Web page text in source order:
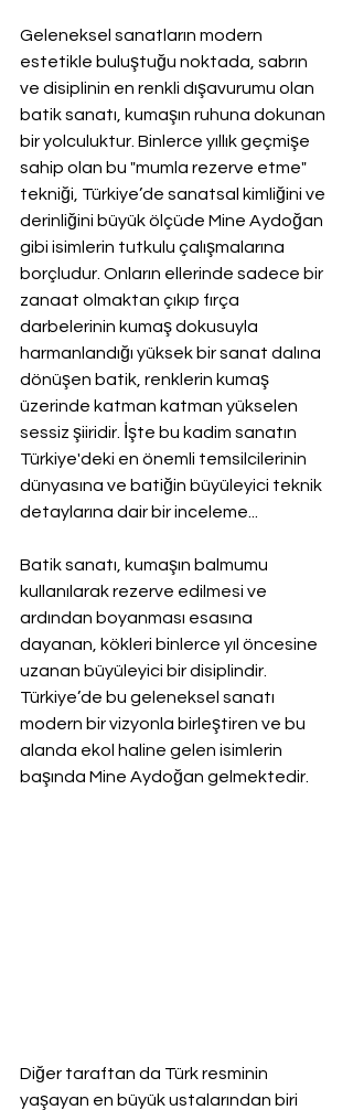
Geleneksel sanatların modern
estetikle buluştuğu noktada, sabrın
ve disiplinin en renkli dışavurumu olan
batik sanatı, kumaşın ruhuna dokunan
bir yolculuktur. Binlerce yıllık geçmişe
sahip olan bu "mumla rezerve etme"
tekniği, Türkiye’de sanatsal kimliğini ve
derinliğini büyük ölçüde Mine Aydoğan
gibi isimlerin tutkulu çalışmalarına
borçludur. Onların ellerinde sadece bir
zanaat olmaktan çıkıp fırça
darbelerinin kumaş dokusuyla
harmanlandığı yüksek bir sanat dalına
dönüşen batik, renklerin kumaş
üzerinde katman katman yükselen
sessiz şiiridir. İşte bu kadim sanatın
Türkiye'deki en önemli temsilcilerinin
dünyasına ve batiğin büyüleyici teknik
detaylarına dair bir inceleme...
Batik sanatı, kumaşın balmumu
kullanılarak rezerve edilmesi ve
ardından boyanması esasına
dayanan, kökleri binlerce yıl öncesine
uzanan büyüleyici bir disiplindir.
Türkiye’de bu geleneksel sanatı
modern bir vizyonla birleştiren ve bu
alanda ekol haline gelen isimlerin
başında Mine Aydoğan gelmektedir.
Diğer taraftan da Türk resminin
yaşayan en büyük ustalarından biri